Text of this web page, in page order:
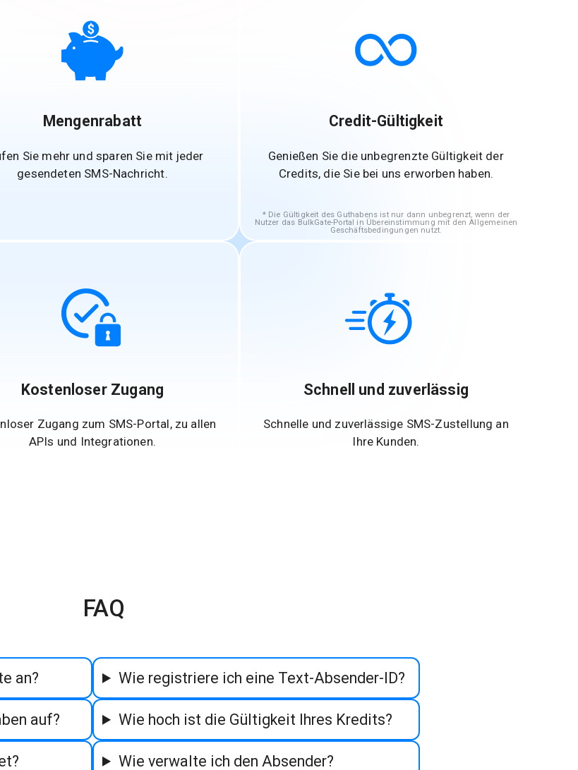
Mengenrabatt
Sie mehr und sparen Sie mit jeder
gesendeten SMS-Nachricht.
Credit-Gültigkeit
Genießen Sie die unbegrenzte Gültigkeit der
Credits, die Sie bei uns erworben haben.
Die Gültigkeit des Guthabens ist nur dann unbegrenzt, wenn der
Nutzer das BulkGate-Portal in Übereinstimmung mit den Allgemeinen
Geschäftsbedingungen nutzt.
Kostenloser Zugang
Zugang zum SMS-Portal, zu allen
APIs und Integrationen.
Schnell und zuverlässig
Schnelle und zuverlässige SMS-Zustellung an
Ihre Kunden.
FAQ
an? Wie registriere ich eine Text-Absender-ID?
auf? Wie hoch ist die Gültigkeit Ihres Kredits?
Wie verwalte ich den Absender?